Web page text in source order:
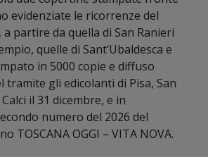
evidenziate le ricorrenze del
partire da quella di San Ranieri
quelle di Sant’Ubaldesca e
in 5000 copie e diffuso
gli edicolanti di Pisa, San
il 31 dicembre, e in
numero del 2026 del
TOSCANA OGGI – VITA NOVA.